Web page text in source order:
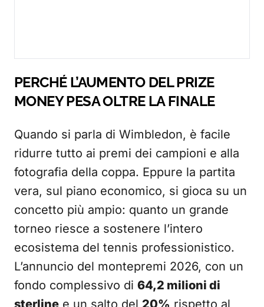
PERCHÉ L’AUMENTO DEL PRIZE
MONEY PESA OLTRE LA FINALE
Quando si parla di Wimbledon, è facile
ridurre tutto ai premi dei campioni e alla
fotografia della coppa. Eppure la partita
vera, sul piano economico, si gioca su un
concetto più ampio: quanto un grande
torneo riesce a sostenere l’intero
ecosistema del tennis professionistico.
L’annuncio del montepremi 2026, con un
fondo complessivo di 64,2 milioni di
sterline e un salto del 20% rispetto al